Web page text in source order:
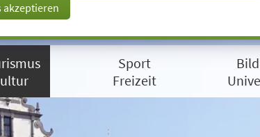
akzeptieren
Sport
Freizeit